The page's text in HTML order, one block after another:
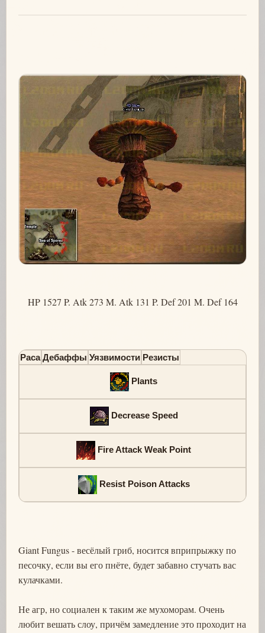
HP 1527 P. Atk 273 M. Atk 131 P. Def 201 M. Def 164
Раса Дебаффы Уязвимости Резисты
Plants
Decrease Speed
Fire Attack Weak Point
Resist Poison Attacks
Giant Fungus - весёлый гриб, носится вприпрыжку по
песочку, если вы его пнёте, будет забавно стучать вас
кулачками.
Не агр, но социален к таким же мухоморам. Очень
любит вешать слоу, причём замедление это проходит на